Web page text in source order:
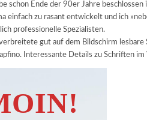
schon Ende der 90er Jahre
einfach zu rasant entwickelt und ich
professionelle Spezialisten.
gut auf dem Bildschirm lesbare
Interessante Details zu Schriften